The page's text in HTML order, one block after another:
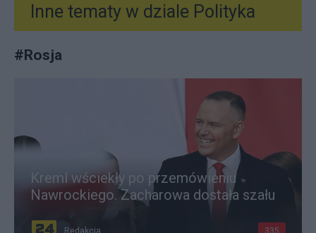
Inne tematy w dziale Polityka
#Rosja
Kreml wściekły po przemówieniu
Nawrockiego. Zacharowa dostała szału
Redakcja 335